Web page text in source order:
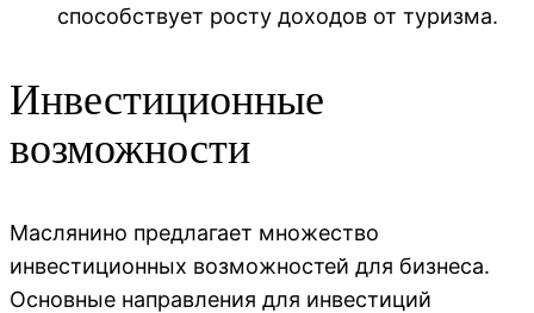
способствует росту доходов от туризма.
Инвестиционные
возможности
Маслянино предлагает множество
инвестиционных возможностей для бизнеса.
Основные направления для инвестиций